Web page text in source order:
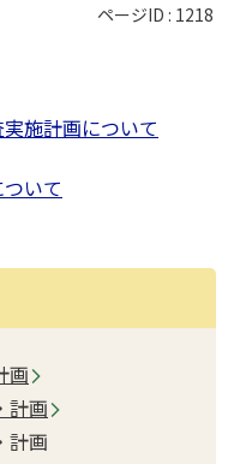
ページID : 1218
施計画について
いて
画
計画
計画